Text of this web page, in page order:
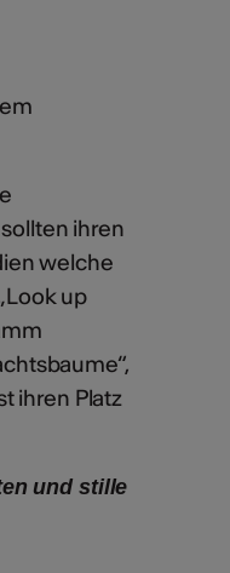
ihren
welche
up
ihren Platz
und stille